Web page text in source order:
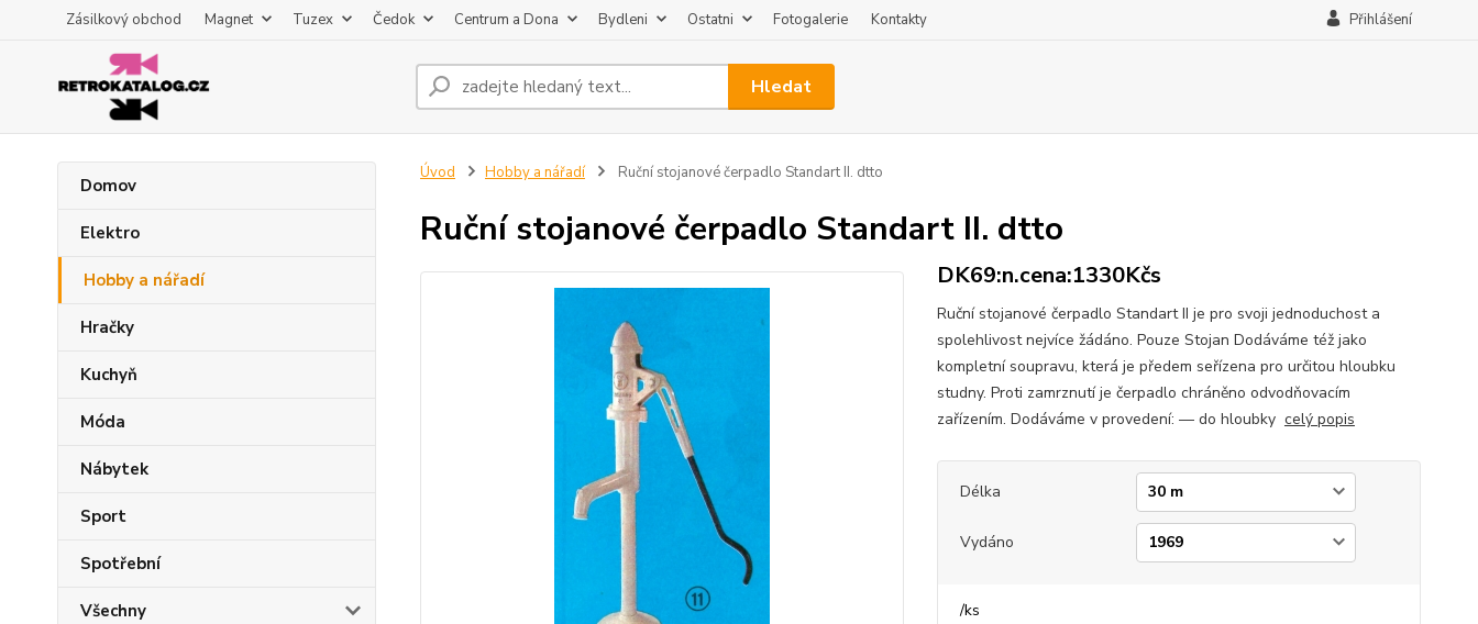
Zásilkový obchod Magnet Tuzex Čedok Centrum a Dona Bydleni Ostatni Fotogalerie Kontakty Přihlášení
Hledat
Domov
Elektro
Hobby a nářadí
Hračky
Kuchyň
Móda
Nábytek
Sport
Spotřební
Všechny
Úvod Hobby a nářadí Ruční stojanové čerpadlo Standart II. dtto
Ruční stojanové čerpadlo Standart II. dtto
DK69:n.cena:1330Kčs
Ruční stojanové čerpadlo Standart II je pro svoji jednoduchost a
spolehlivost nejvíce žádáno. Pouze Stojan Dodáváme též jako
kompletní soupravu, která je předem seřízena pro určitou hloubku
studny. Proti zamrznutí je čerpadlo chráněno odvodňovacím
zařízením. Dodáváme v provedení: — do hloubky celý popis
Délka
Vydáno
/ks